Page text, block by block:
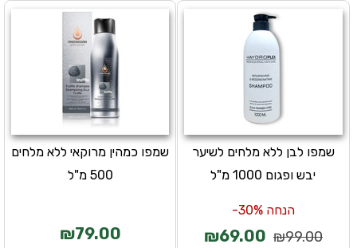
שמפו כמהין מרוקאי ללא מלחים
500 מ"ל
₪79.00
שמפו לבן ללא מלחים לשיער
יבש ופגום 1000 מ"ל
הנחה 30%-
₪99.00
₪69.00